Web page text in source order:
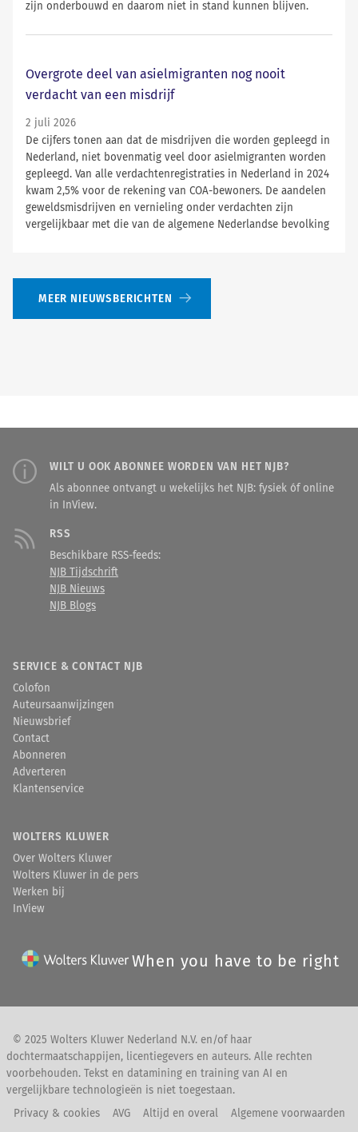
zijn onderbouwd en daarom niet in stand kunnen blijven.
Overgrote deel van asielmigranten nog nooit
verdacht van een misdrijf
2 juli 2026
De cijfers tonen aan dat de misdrijven die worden gepleegd in
Nederland, niet bovenmatig veel door asielmigranten worden
gepleegd. Van alle verdachtenregistraties in Nederland in 2024
kwam 2,5% voor de rekening van COA-bewoners. De aandelen
geweldsmisdrijven en vernieling onder verdachten zijn
vergelijkbaar met die van de algemene Nederlandse bevolking
MEER NIEUWSBERICHTEN
WILT U OOK ABONNEE WORDEN VAN HET NJB?
Als abonnee ontvangt u wekelijks het NJB: fysiek óf online
in InView.
RSS
Beschikbare RSS-feeds:
NJB Tijdschrift
NJB Nieuws
NJB Blogs
SERVICE & CONTACT NJB
Colofon
Auteursaanwijzingen
Nieuwsbrief
Contact
Abonneren
Adverteren
Klantenservice
WOLTERS KLUWER
Over Wolters Kluwer
Wolters Kluwer in de pers
Werken bij
InView
When you have to be right
© 2025 Wolters Kluwer Nederland N.V. en/of haar
dochtermaatschappijen, licentiegevers en auteurs. Alle rechten
voorbehouden. Tekst en datamining en training van AI en
vergelijkbare technologieën is niet toegestaan.
Privacy & cookies
AVG Altijd en overal Algemene voorwaarden